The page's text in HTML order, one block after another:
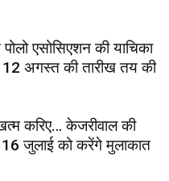
एसोसिएशन की याचिका
12 अगस्त की तारीख तय की
करिए… केजरीवाल की
जुलाई को करेंगे मुलाकात